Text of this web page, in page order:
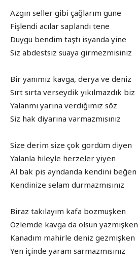
Azgın seller gibi çağlarım güne
Fişlendi acılar saplandı tene
Duygu bendim taştı isyanda yine
Siz abdestsiz suaya girmezmisiniz
Bir yanımız kavga, derya ve deniz
Sırt sırta verseydik yıkılmazdık biz
Yalanmı yarına verdiğimiz söz
Siz hak diyarına varmazmısınız
Size derim size çok gördüm diyen
Yalanla hileyle herzeler yiyen
Al bak pis ayndanda kendini beğen
Kendinize selam durmazmısınız
Biraz takılayım kafa bozmuşken
Özlemde kavga da olsun yazmışken
Kanadım mahirle deniz gezmişken
Yen içinde yaram sarmazmısınız